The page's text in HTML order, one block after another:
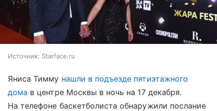
Источник: Starface.ru
Яниса Тимму нашли в подъезде пятиэтажного
дома в центре Москвы в ночь на 17 декабря.
На телефоне баскетболиста обнаружили послание